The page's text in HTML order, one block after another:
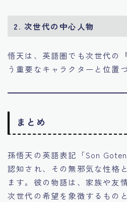
2. 次世代の中心人物
悟天は、英語圏でも次世代の
う重要なキャラクターと位置
まとめ
孫悟天の英語表記「Son
認知され、その無邪気な性格
ます。彼の物語は、家族や友
次世代の希望を象徴するもの